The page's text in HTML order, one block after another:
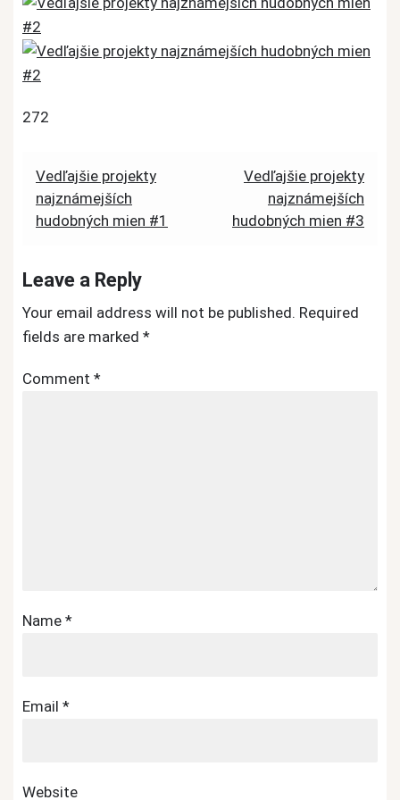
272
Post
navigation
Vedľajšie projekty
najznámejších
hudobných mien #1
Vedľajšie projekty
najznámejších
hudobných mien #3
Leave a Reply
Your email address will not be published. Required
fields are marked *
Comment *
Name *
Email *
Website